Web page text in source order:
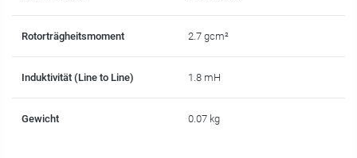
Rotorträgheitsmoment 2.7 gcm²
Induktivität (Line to Line) 1.8 mH
Gewicht 0.07 kg